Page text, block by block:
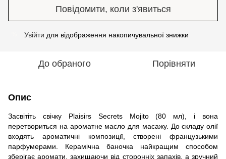
Повідомити, коли з'явиться
Увійти для відображення накопичувальної знижки
До обраного Порівняти
Опис
Засвітіть свічку Plaisirs Secrets Mojito (80 мл), і вона
перетвориться на ароматне масло для масажу. До складу олії
входять ароматичні композиції, створені французькими
парфумерами. Керамічна баночка найкращим способом
зберігає аромати, захищаючи від сторонніх запахів, а зручний